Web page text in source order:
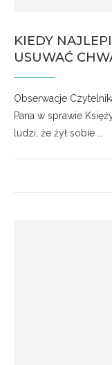
KIEDY
USUWAĆ
Obserwacje
Pana w sprawie
ludzi, że żył sobie …